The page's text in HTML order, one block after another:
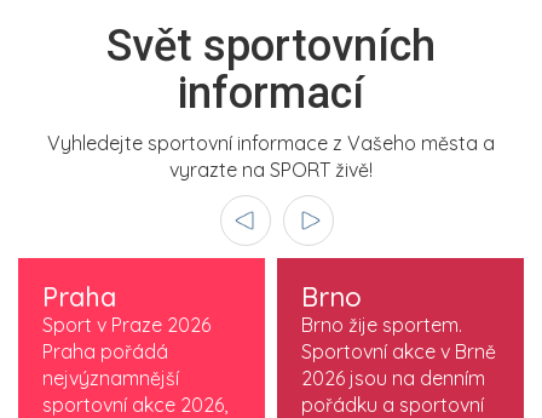
Svět sportovních
informací
Vyhledejte sportovní informace z Vašeho města a
vyrazte na SPORT živě!
Praha
Sport v Praze 2026
Praha pořádá
nejvýznamnější
sportovní akce 2026,
Brno
Brno žije sportem.
Sportovní akce v Brně
2026 jsou na denním
pořádku a sportovní